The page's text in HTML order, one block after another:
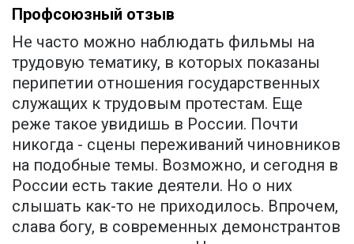
Профсоюзный отзыв
Не часто можно наблюдать фильмы на
трудовую тематику, в которых показаны
перипетии отношения государственных
служащих к трудовым протестам. Еще
реже такое увидишь в России. Почти
никогда - сцены переживаний чиновников
на подобные темы. Возможно, и сегодня в
России есть такие деятели. Но о них
слышать как-то не приходилось. Впрочем,
слава богу, в современных демонстрантов